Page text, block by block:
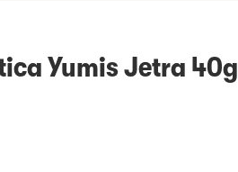
Yumis Jetra 40g